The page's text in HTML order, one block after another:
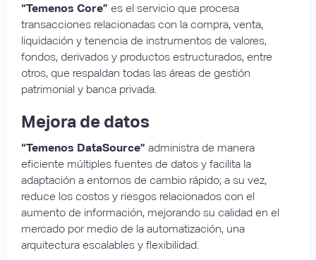
“Temenos Core” es el servicio que procesa
transacciones relacionadas con la compra, venta,
liquidación y tenencia de instrumentos de valores,
fondos, derivados y productos estructurados, entre
otros, que respaldan todas las áreas de gestión
patrimonial y banca privada.
Mejora de datos
“Temenos DataSource” administra de manera
eficiente múltiples fuentes de datos y facilita la
adaptación a entornos de cambio rápido; a su vez,
reduce los costos y riesgos relacionados con el
aumento de información, mejorando su calidad en el
mercado por medio de la automatización, una
arquitectura escalables y flexibilidad.